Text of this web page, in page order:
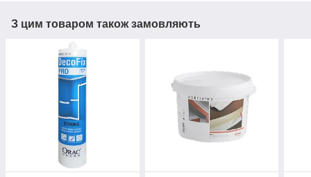
З цим товаром також замовляють